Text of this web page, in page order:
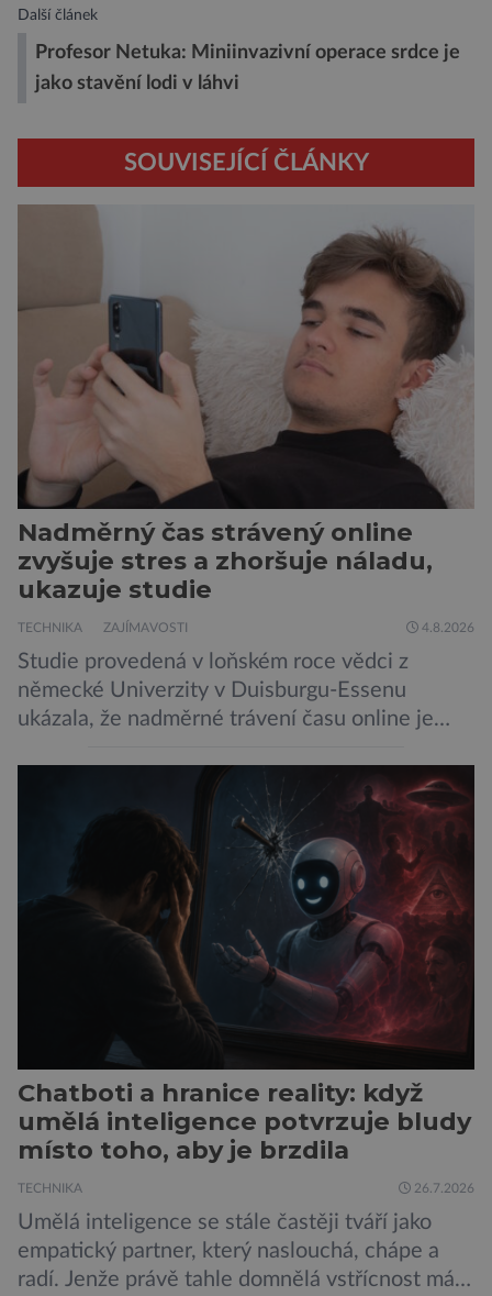
Další článek
Profesor Netuka: Miniinvazivní operace srdce je
jako stavění lodi v láhvi
SOUVISEJÍCÍ ČLÁNKY
Nadměrný čas strávený online
zvyšuje stres a zhoršuje náladu,
ukazuje studie
TECHNIKA ZAJÍMAVOSTI 4.8.2026
Studie provedená v loňském roce vědci z
německé Univerzity v Duisburgu-Essenu
ukázala, že nadměrné trávení času online je
vede k zanedbávání dalších aktivit. Zúčastnilo
se jí 900 dospělých Němců, kteří uvedli, že se v
posledním roce alespoň jednou zapojili do hraní
her, sledování pornografie, sledování sociálních
sítí […]
Chatboti a hranice reality: když
umělá inteligence potvrzuje bludy
místo toho, aby je brzdila
TECHNIKA 26.7.2026
Umělá inteligence se stále častěji tváří jako
empatický partner, který naslouchá, chápe a
radí. Jenže právě tahle domnělá vstřícnost má i